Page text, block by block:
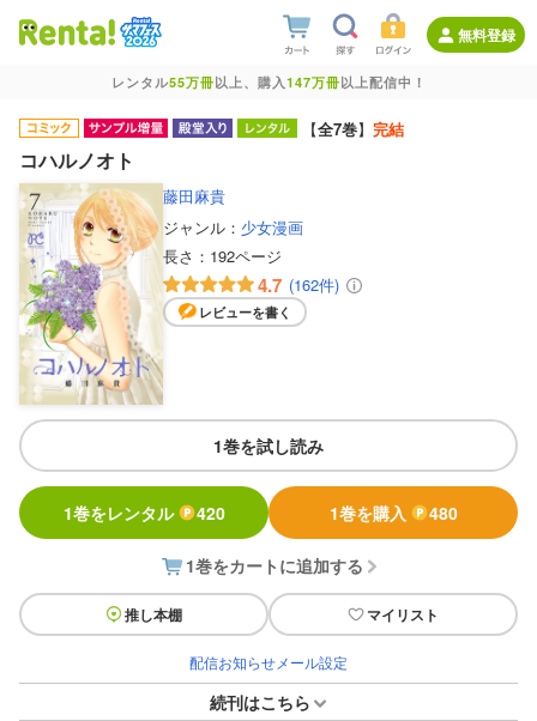
無料登録
レンタル55万冊以上、購入147万冊以上配信中！
【全7巻】 完結
コハルノオト
藤田麻貴
ジャンル： 少女漫画
長さ： 192ページ
4.7 (162件)
レビューを書く
1巻を試し読み
1巻をレンタル 420 1巻を購入 480
1巻をカートに追加する
推し本棚 マイリスト
配信お知らせメール設定
続刊はこちら